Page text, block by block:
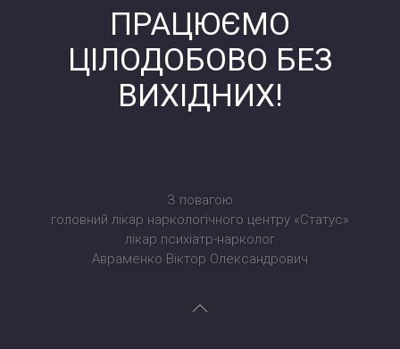
ПРАЦЮЄМО
ЦІЛОДОБОВО БЕЗ
ВИХІДНИХ!
З повагою
головний лікар наркологічного центру «Статус»
лікар психіатр-нарколог
Авраменко Віктор Олександрович